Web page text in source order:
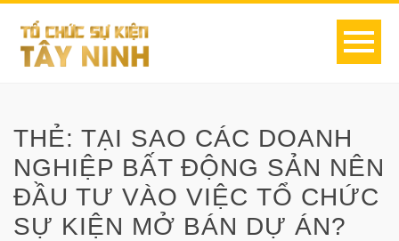
THẺ: TẠI SAO CÁC DOANH
NGHIỆP BẤT ĐỘNG SẢN NÊN
ĐẦU TƯ VÀO VIỆC TỔ CHỨC
SỰ KIỆN MỞ BÁN DỰ ÁN?